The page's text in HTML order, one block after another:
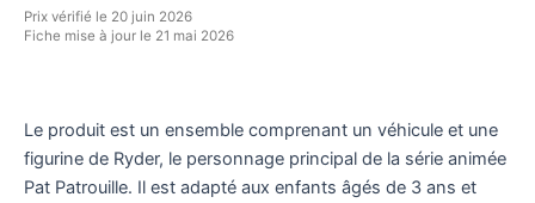
Prix vérifié le 20 juin 2026
Fiche mise à jour le 21 mai 2026
Le produit est un ensemble comprenant un véhicule et une
figurine de Ryder, le personnage principal de la série animée
Pat Patrouille. Il est adapté aux enfants âgés de 3 ans et